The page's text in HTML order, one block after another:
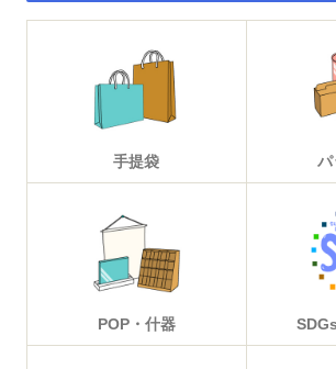
手提袋 パ
POP・什器